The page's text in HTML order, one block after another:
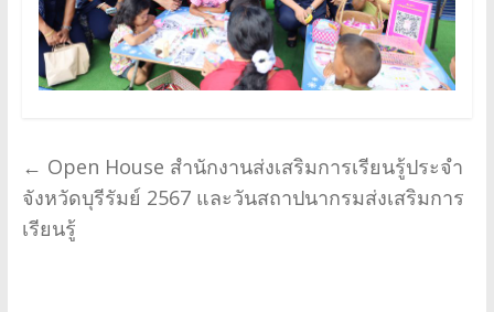
← Open House สำนักงานส่งเสริมการเรียนรู้ประจำ
จังหวัดบุรีรัมย์ 2567 และวันสถาปนากรมส่งเสริมการ
เรียนรู้